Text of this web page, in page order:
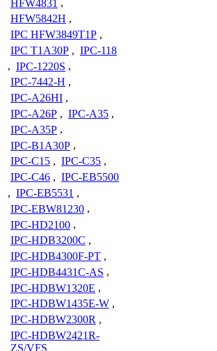
HFW4831 ,
HFW5842H ,
IPC HFW3849T1P ,
IPC T1A30P , IPC-118
, IPC-1220S ,
IPC-7442-H ,
IPC-A26HI ,
IPC-A26P , IPC-A35 ,
IPC-A35P ,
IPC-B1A30P ,
IPC-C15 , IPC-C35 ,
IPC-C46 , IPC-EB5500
, IPC-EB5531 ,
IPC-EBW81230 ,
IPC-HD2100 ,
IPC-HDB3200C ,
IPC-HDB4300F-PT ,
IPC-HDB4431C-AS ,
IPC-HDBW1320E ,
IPC-HDBW1435E-W ,
IPC-HDBW2300R ,
IPC-HDBW2421R-
ZS/VFS